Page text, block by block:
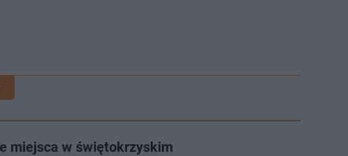
miejsca w świętokrzyskim